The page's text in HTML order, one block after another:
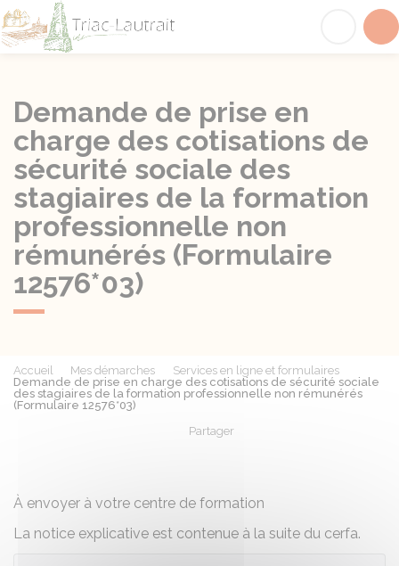
Demande de prise en
charge des cotisations de
sécurité sociale des
stagiaires de la formation
professionnelle non
rémunérés (Formulaire
12576*03)
Accueil Mes démarches
Services en ligne et formulaires
Demande de prise en charge des cotisations de sécurité sociale
des stagiaires de la formation professionnelle non rémunérés
(Formulaire 12576*03)
Partager
À envoyer à votre centre de formation
La notice explicative est contenue à la suite du cerfa.